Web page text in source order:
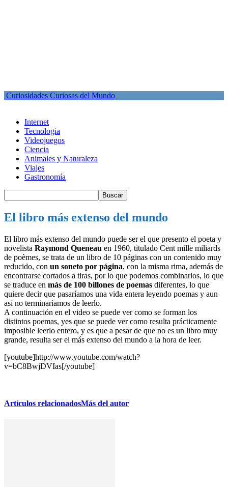
Curiosidades Curiosas del Mundo
Internet
Tecnologia
Videojuegos
Ciencia
Animales y Naturaleza
Viajes
Gastronomía
El libro más extenso del mundo
El libro más extenso del mundo puede ser el que presento el poeta y
novelista Raymond Queneau en 1960, titulado Cent mille miliards
de poèmes, se trata de un libro de 10 páginas con un contenido muy
reducido, con un soneto por página, con la misma rima, además de
encontrarse cortados a tiras, por lo que podemos combinarlos, lo que
se traduce en más de 100 billones de poemas diferentes, lo que
quiere decir que pasaríamos una vida entera leyendo poemas y aun
así no terminaríamos de leerlo.
A continuación en el video se puede ver como se forman los
distintos poemas, yes que se puede ver como resulta prácticamente
imposible leerlo entero, y es que a pesar de que no es un libro muy
grande, resulta ser el más extenso del mundo a la hora de leer.
[youtube]http://www.youtube.com/watch?
v=bC8BwjDVIas[/youtube]
Artículos relacionadosMás del autor